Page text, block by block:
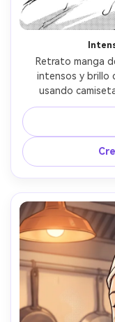
Retrato manga
intensos y brillo
usando
muñecas, fondo
público
dinámicas y
primer plano
renderizado